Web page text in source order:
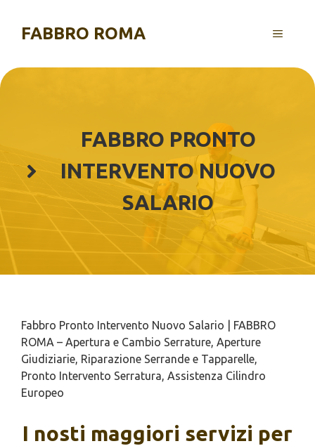
contenuto
FABBRO ROMA MENU
FABBRO PRONTO
INTERVENTO NUOVO
SALARIO
Fabbro Pronto Intervento Nuovo Salario | FABBRO
ROMA – Apertura e Cambio Serrature, Aperture
Giudiziarie, Riparazione Serrande e Tapparelle,
Pronto Intervento Serratura, Assistenza Cilindro
Europeo
I nosti maggiori servizi per